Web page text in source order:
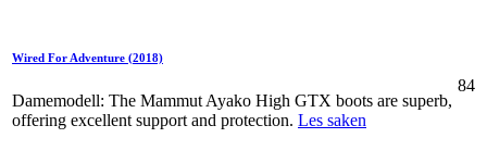
Wired For Adventure (2018)
Damemodell: The Mammut Ayako High GTX boots are superb,
offering excellent support and protection. Les saken
84